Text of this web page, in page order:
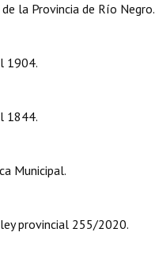
la Provincia de Río Negro.
1904.
1844.
Municipal.
provincial 255/2020.